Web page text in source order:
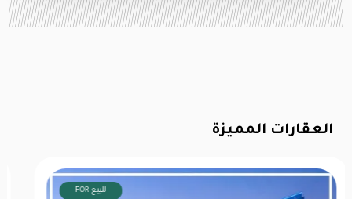
العقارات المميزة
FOR للبيع